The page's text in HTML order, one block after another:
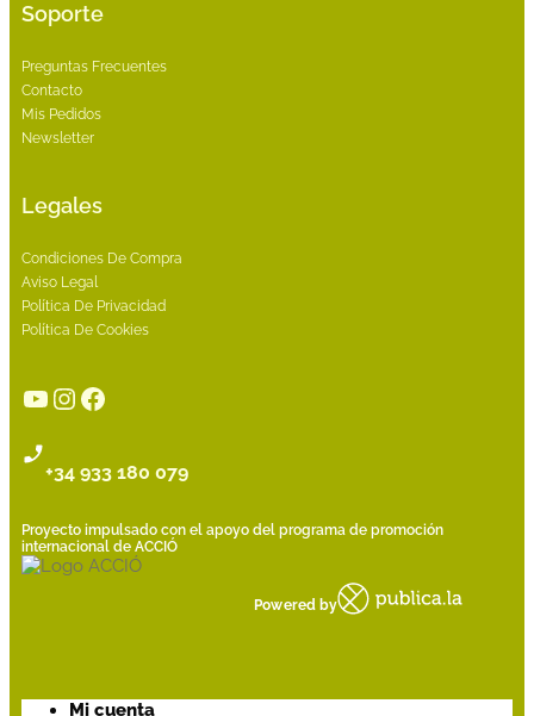
Soporte
Preguntas Frecuentes
Contacto
Mis Pedidos
Newsletter
Legales
Condiciones De Compra
Aviso Legal
Política De Privacidad
Política De Cookies
YouTube
Instagram
Facebook
+34 933 180 079
Proyecto impulsado con el apoyo del programa de promoción
internacional de ACCIÓ
Powered by
Mi cuenta